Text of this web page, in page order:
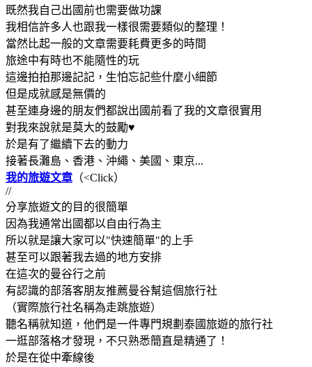
既然我自己出國前也需要做功課
我相信許多人也跟我一樣很需要類似的整理！
當然比起一般的文章需要耗費更多的時間
旅途中有時也不能隨性的玩
這邊拍拍那邊記記，生怕忘記些什麼小細節
但是成就感是無價的
甚至連身邊的朋友們都說出國前看了我的文章很實用
對我來說就是莫大的鼓勵♥
於是有了繼續下去的動力
接著長灘島、香港、沖繩、美國、東京...
我的旅遊文章 （<Click）
//
分享旅遊文的目的很簡單
因為我通常出國都以自由行為主
所以就是讓大家可以"快速簡單"的上手
甚至可以跟著我去過的地方安排
在這次的曼谷行之前
有認識的部落客朋友推薦曼谷幫這個旅行社
（實際旅行社名稱為走跳旅遊）
聽名稱就知道，他們是一件專門規劃泰國旅遊的旅行社
一逛部落格才發現，不只熟悉簡直是精通了！
於是在從中牽線後